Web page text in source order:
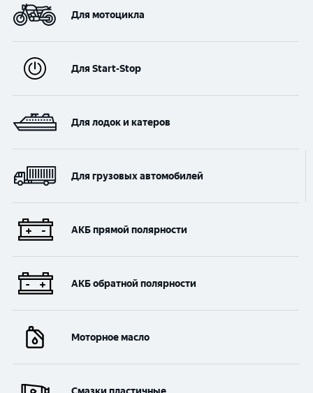
Для мотоцикла
Для Start-Stop
Для лодок и катеров
Для грузовых автомобилей
АКБ прямой полярности
АКБ обратной полярности
Моторное масло